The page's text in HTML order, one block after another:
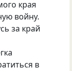
края
войну.
за край
в